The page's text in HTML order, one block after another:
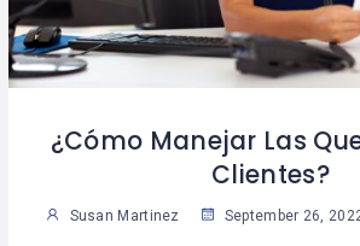
¿Cómo Manejar Las
Clientes?
Susan Martinez September 26,